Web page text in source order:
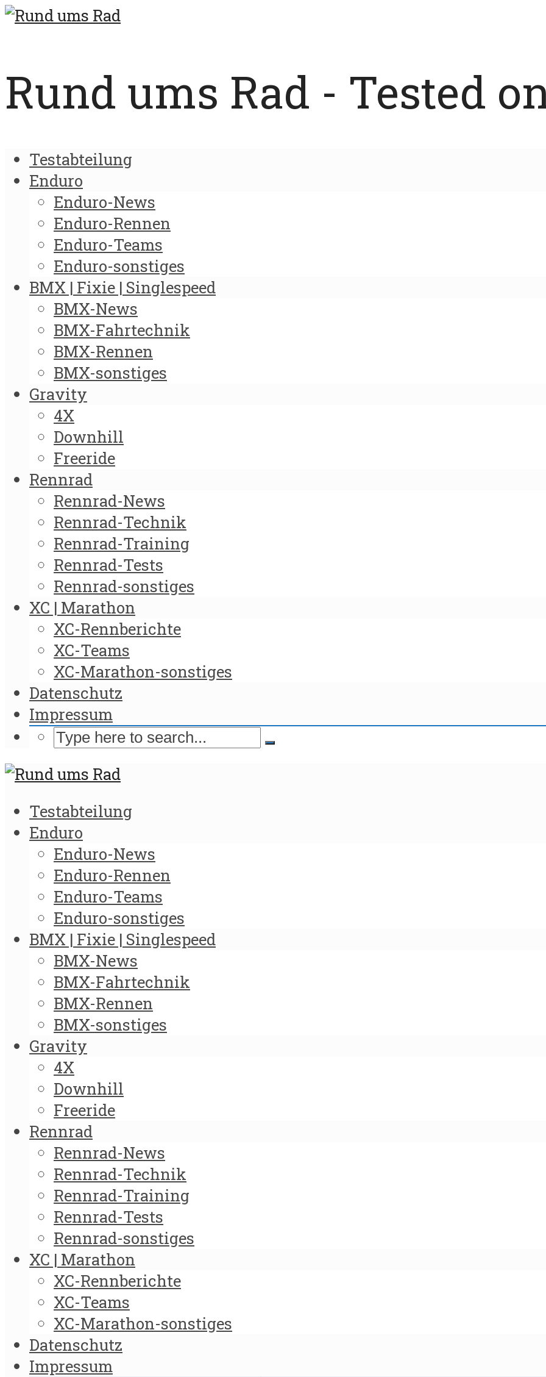
Rund ums Rad - Tested
Testabteilung
Enduro
Enduro-News
Enduro-Rennen
Enduro-Teams
Enduro-sonstiges
BMX | Fixie | Singlespeed
BMX-News
BMX-Fahrtechnik
BMX-Rennen
BMX-sonstiges
Gravity
4X
Downhill
Freeride
Rennrad
Rennrad-News
Rennrad-Technik
Rennrad-Training
Rennrad-Tests
Rennrad-sonstiges
XC | Marathon
XC-Rennberichte
XC-Teams
XC-Marathon-sonstiges
Datenschutz
Impressum
Testabteilung
Enduro
Enduro-News
Enduro-Rennen
Enduro-Teams
Enduro-sonstiges
BMX | Fixie | Singlespeed
BMX-News
BMX-Fahrtechnik
BMX-Rennen
BMX-sonstiges
Gravity
4X
Downhill
Freeride
Rennrad
Rennrad-News
Rennrad-Technik
Rennrad-Training
Rennrad-Tests
Rennrad-sonstiges
XC | Marathon
XC-Rennberichte
XC-Teams
XC-Marathon-sonstiges
Datenschutz
Impressum